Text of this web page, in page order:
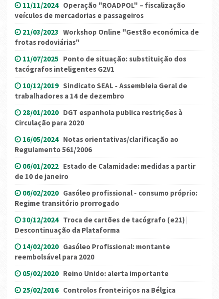
11/11/2024 Operação "ROADPOL" – fiscalização
veículos de mercadorias e passageiros
21/03/2023 Workshop Online "Gestão económica de
frotas rodoviárias"
11/07/2025 Ponto de situação: substituição dos
tacógrafos inteligentes G2V1
10/12/2019 Sindicato SEAL - Assembleia Geral de
trabalhadores a 14 de dezembro
28/01/2020 DGT espanhola publica restrições à
Circulação para 2020
16/05/2024 Notas orientativas/clarificação ao
Regulamento 561/2006
06/01/2022 Estado de Calamidade: medidas a partir
de 10 de janeiro
06/02/2020 Gasóleo profissional - consumo próprio:
Regime transitório prorrogado
30/12/2024 Troca de cartões de tacógrafo (e21) |
Descontinuação da Plataforma
14/02/2020 Gasóleo Profissional: montante
reembolsável para 2020
05/02/2020 Reino Unido: alerta importante
25/02/2016 Controlos fronteiriços na Bélgica